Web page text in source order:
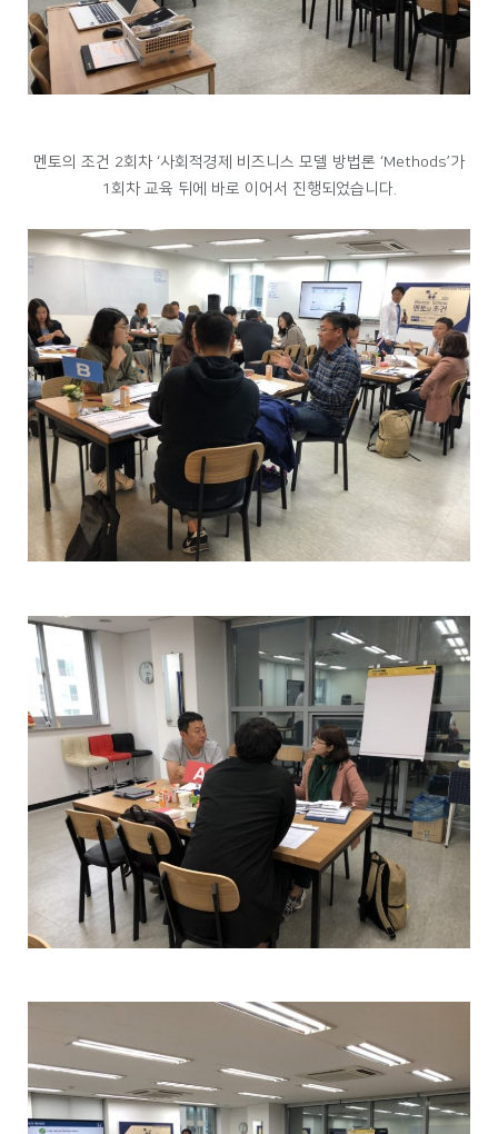
멘토의 조건 2회차 ‘사회적경제 비즈니스 모델 방법론 ‘Methods’가
1회차 교육 뒤에 바로 이어서 진행되었습니다.